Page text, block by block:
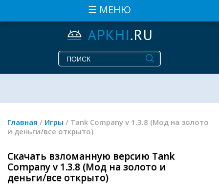
☰ МЕНЮ
Главная / Игры / Tank Company v 1.3.8 (Мод на золото
и деньги/все открыто)
Скачать взломанную версию Tank
Company v 1.3.8 (Мод на золото и
деньги/все открыто)